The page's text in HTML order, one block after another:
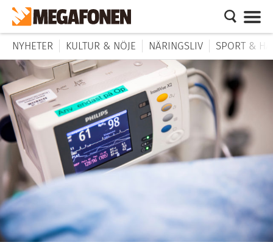
NYHETER KULTUR & NÖJE NÄRINGSLIV SPORT &